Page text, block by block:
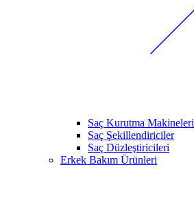
Saç Kurutma Makineleri
Saç Şekillendiriciler
Saç Düzleştiricileri
Erkek Bakım Ürünleri